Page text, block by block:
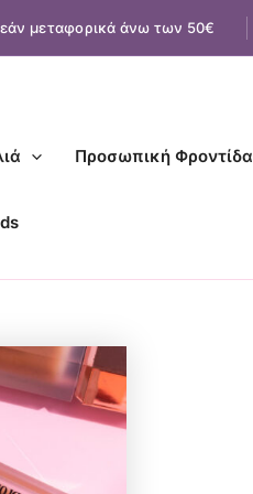
μεταφορικά άνω των 50€
Προσωπική Φροντίδα